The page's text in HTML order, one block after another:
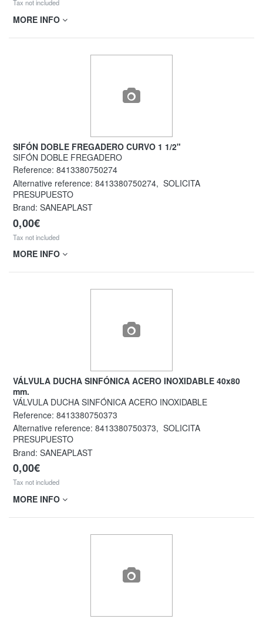
Tax not included
MORE INFO
SIFÓN DOBLE FREGADERO CURVO 1 1/2"
SIFÓN DOBLE FREGADERO
Reference: 8413380750274
Alternative reference: 8413380750274, SOLICITA
PRESUPUESTO
Brand: SANEAPLAST
0,00€
Tax not included
MORE INFO
VÁLVULA DUCHA SINFÓNICA ACERO INOXIDABLE 40x80
mm.
VÁLVULA DUCHA SINFÓNICA ACERO INOXIDABLE
Reference: 8413380750373
Alternative reference: 8413380750373, SOLICITA
PRESUPUESTO
Brand: SANEAPLAST
0,00€
Tax not included
MORE INFO